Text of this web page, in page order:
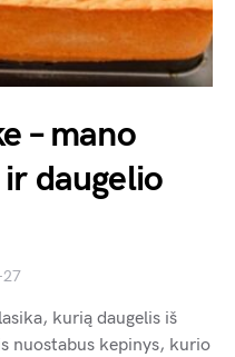
– mano
daugelio
kurią daugelis iš
nuostabus kepinys, kurio